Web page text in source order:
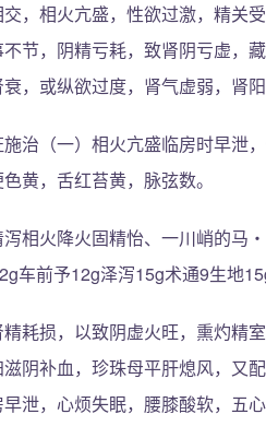
，相火亢盛，性欲过激，精关
节，阴精亏耗，致肾阴亏虚，
，或纵欲过度，肾气虚弱，肾
治（一）相火亢盛临房时早泄
黄，舌红苔黄，脉弦数。
相火降火固精怡、一川峭的马
车前予12g泽泻15g术通9生地
耗损，以致阴虚火旺，熏灼精
阴补血，珍珠母平肝熄风，又
泄，心烦失眠，腰膝酸软，五